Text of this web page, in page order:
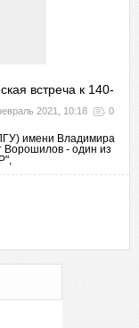
встреча к 140-
2021, 10:18 0
имени Владимира
Ворошилов - один из